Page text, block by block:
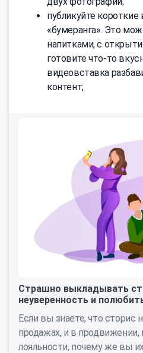
публикуйте
«бумеранга». Это
напитками, с
готовите что-то
видеовставка
контент;
Страшно выкладывать
неуверенность и
Если вы знаете, что
продажах, и в
лояльности, почему же вы